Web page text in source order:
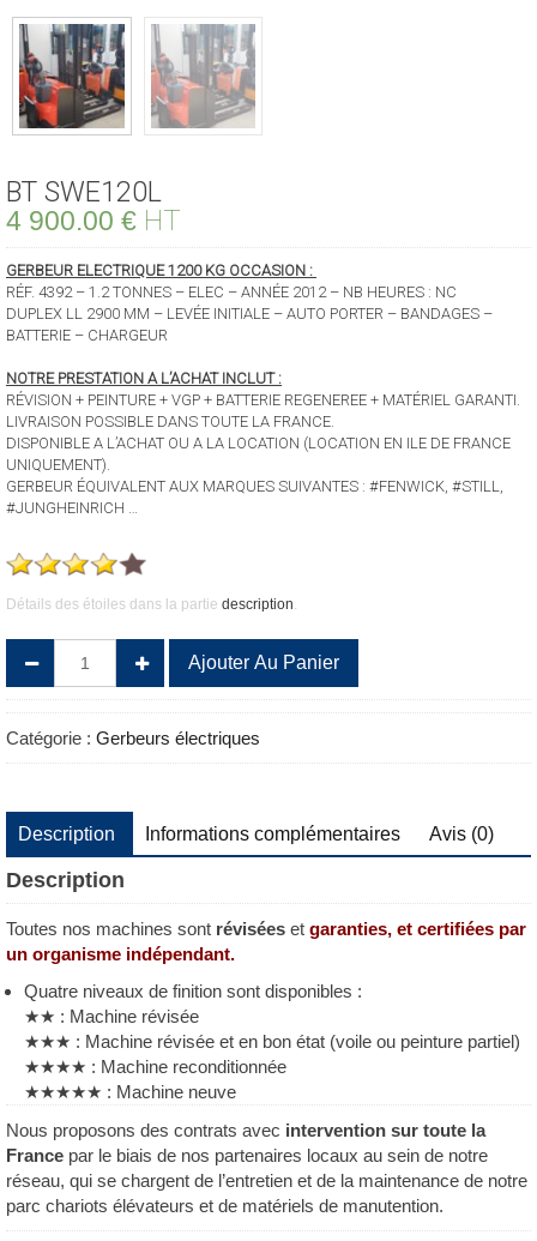
BT SWE120L
4 900.00 € HT
GERBEUR ELECTRIQUE 1200 KG OCCASION :
RÉF. 4392 – 1.2 TONNES – ELEC – ANNÉE 2012 – NB HEURES : NC
DUPLEX LL 2900 MM – LEVÉE INITIALE – AUTO PORTER – BANDAGES –
BATTERIE – CHARGEUR
NOTRE PRESTATION A L’ACHAT INCLUT :
RÉVISION + PEINTURE + VGP + BATTERIE REGENEREE + MATÉRIEL GARANTI.
LIVRAISON POSSIBLE DANS TOUTE LA FRANCE.
DISPONIBLE A L’ACHAT OU A LA LOCATION (LOCATION EN ILE DE FRANCE
UNIQUEMENT).
GERBEUR ÉQUIVALENT AUX MARQUES SUIVANTES : #FENWICK, #STILL,
#JUNGHEINRICH …
Détails des étoiles dans la partie description
BT
Ajouter Au Panier
Catégorie : Gerbeurs électriques
Description Informations complémentaires Avis (0)
Description
Toutes nos machines sont révisées et garanties, et certifiées par
un organisme indépendant.
Quatre niveaux de finition sont disponibles :
★★ : Machine révisée
★★★ : Machine révisée et en bon état (voile ou peinture partiel)
★★★★ : Machine reconditionnée
★★★★★ : Machine neuve
Nous proposons des contrats avec intervention sur toute la
France par le biais de nos partenaires locaux au sein de notre
réseau, qui se chargent de l’entretien et de la maintenance de notre
parc chariots élévateurs et de matériels de manutention.